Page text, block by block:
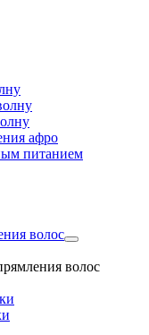
афро
питанием
волос
волос